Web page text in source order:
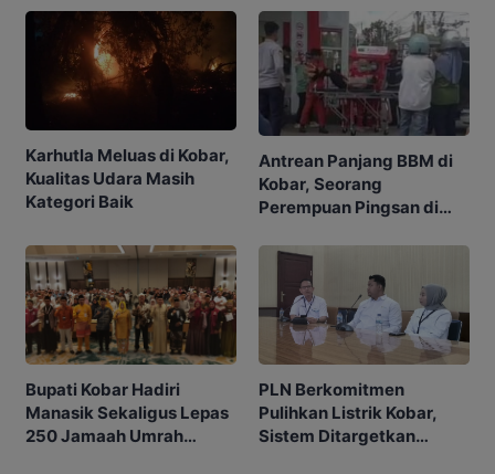
Karhutla Meluas di Kobar,
Kualitas Udara Masih
Kategori Baik
Antrean Panjang BBM di
Kobar, Seorang
Perempuan Pingsan di
Bupati Kobar Hadiri
Manasik Sekaligus Lepas
250 Jamaah Umrah
PLN Berkomitmen
Pulihkan Listrik Kobar,
Sistem Ditargetkan